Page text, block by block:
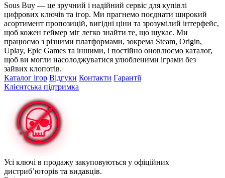
Sous Buy — це зручний і надійний сервіс для купівлі
цифрових ключів та ігор. Ми прагнемо поєднати широкий
асортимент пропозицій, вигідні ціни та зрозумілий інтерфейс,
щоб кожен геймер міг легко знайти те, що шукає. Ми
працюємо з різними платформами, зокрема Steam, Origin,
Uplay, Epic Games та іншими, і постійно оновлюємо каталог,
щоб ви могли насолоджуватися улюбленими іграми без
зайвих клопотів.
Каталог ігор Відгуки Контакти Гарантії
Клієнтська підтримка
Усі ключі в продажу закуповуються у офіційних
дистриб’юторів та видавців.